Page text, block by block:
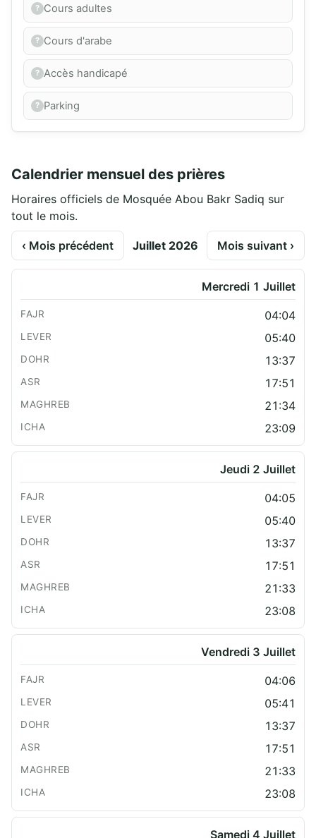
Cours adultes
Cours d'arabe
Accès handicapé
Parking
Calendrier mensuel des prières
Horaires officiels de Mosquée Abou Bakr Sadiq sur
tout le mois.
‹ Mois précédent Juillet 2026 Mois suivant ›
Mercredi 1 Juillet
04:04
05:40
13:37
17:51
21:34
23:09
Jeudi 2 Juillet
04:05
05:40
13:37
17:51
21:33
23:08
Vendredi 3 Juillet
04:06
05:41
13:37
17:51
21:33
23:08
Samedi 4 Juillet